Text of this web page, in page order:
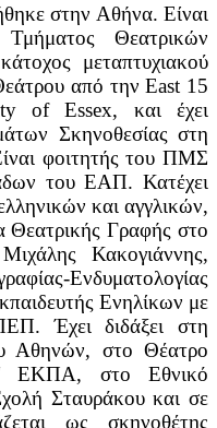
στην Αθήνα. Είναι
Θεατρικών
μεταπτυχιακού
από την East 15
of Essex, και έχει
Σκηνοθεσίας στη
φοιτητής του ΠΜΣ
του ΕΑΠ. Κατέχει
και αγγλικών,
Θεατρικής Γραφής στο
Κακογιάννης,
Ενδυματολογίας
Ενηλίκων με
Έχει διδάξει στη
Αθηνών, στο Θέατρο
στο Εθνικό
Σταυράκου και σε
ως σκηνοθέτης